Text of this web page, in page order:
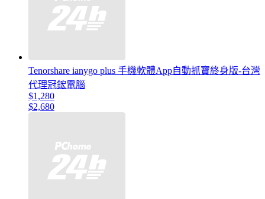
Tenorshare ianygo plus 手機軟體App自動抓寶終身版-台灣
代理冠鋐電腦
$1,280
$2,680